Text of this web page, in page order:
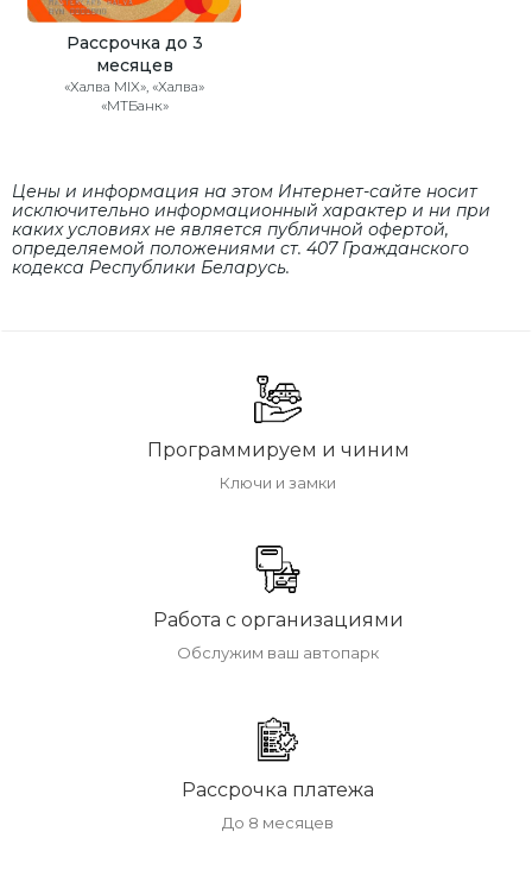
Рассрочка до 3
месяцев
«Халва MIX», «Халва»
«МТБанк»
Цены и информация на этом Интернет-сайте носит
исключительно информационный характер и ни при
каких условиях не является публичной офертой,
определяемой положениями cт. 407 Гражданского
кодекса Республики Беларусь.
Программируем и чиним
Ключи и замки
Работа с организациями
Обслужим ваш автопарк
Рассрочка платежа
До 8 месяцев